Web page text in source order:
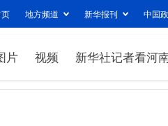
地方频道 新华报刊 中国
片 视频 新华社记者看河